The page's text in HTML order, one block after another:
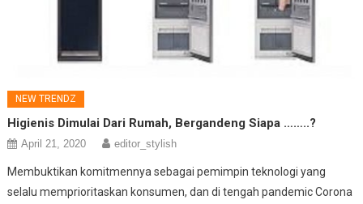
NEW TRENDZ
Higienis Dimulai Dari Rumah, Bergandeng Siapa ……..?
April 21, 2020 editor_stylish
Membuktikan komitmennya sebagai pemimpin teknologi yang
selalu memprioritaskan konsumen, dan di tengah pandemic Corona